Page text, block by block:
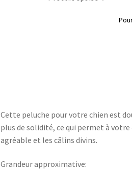
Cette peluche pour votre chien est
plus de solidité, ce qui permet à
agréable et les câlins divins.
Grandeur approximative: